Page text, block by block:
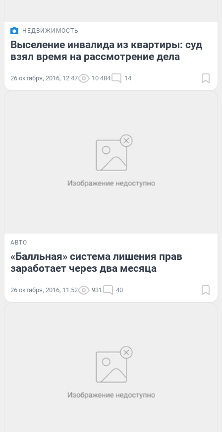
НЕДВИЖИМОСТЬ
Выселение инвалида из квартиры: суд
взял время на рассмотрение дела
26 октября, 2016, 12:47 10 484 14
АВТО
«Балльная» система лишения прав
заработает через два месяца
26 октября, 2016, 11:52 931 40